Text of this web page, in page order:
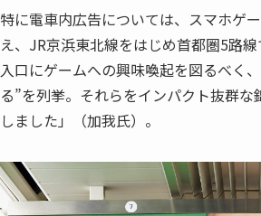
特に電車内広告については、スマホゲ
え、JR京浜東北線をはじめ首都圏5路
入口にゲームへの興味喚起を図るべく
る”を列挙。それらをインパクト抜群
しました」（加我氏）。